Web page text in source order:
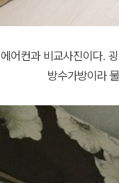
에어컨과 비교사진이다.
방수가방이라